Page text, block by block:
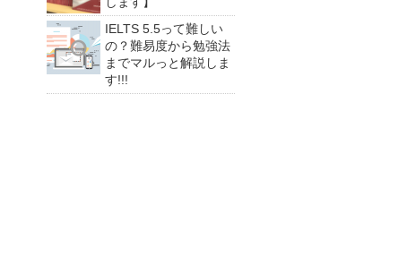
IELTS 5.5って難しい
の？難易度から勉強法
までマルっと解説しま
す!!!